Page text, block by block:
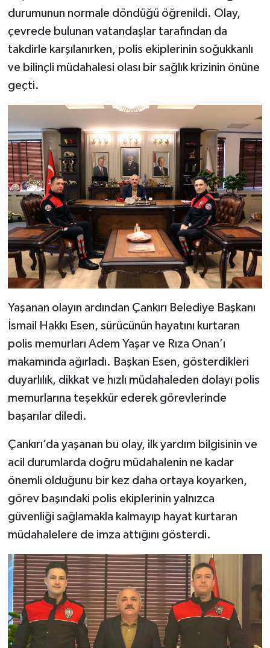
durumunun normale döndüğü öğrenildi. Olay,
çevrede bulunan vatandaşlar tarafından da
takdirle karşılanırken, polis ekiplerinin soğukkanlı
ve bilinçli müdahalesi olası bir sağlık krizinin önüne
geçti.
Yaşanan olayın ardından Çankırı Belediye Başkanı
İsmail Hakkı Esen, sürücünün hayatını kurtaran
polis memurları Adem Yaşar ve Rıza Onan’ı
makamında ağırladı. Başkan Esen, gösterdikleri
duyarlılık, dikkat ve hızlı müdahaleden dolayı polis
memurlarına teşekkür ederek görevlerinde
başarılar diledi.
Çankırı’da yaşanan bu olay, ilk yardım bilgisinin ve
acil durumlarda doğru müdahalenin ne kadar
önemli olduğunu bir kez daha ortaya koyarken,
görev başındaki polis ekiplerinin yalnızca
güvenliği sağlamakla kalmayıp hayat kurtaran
müdahalelere de imza attığını gösterdi.